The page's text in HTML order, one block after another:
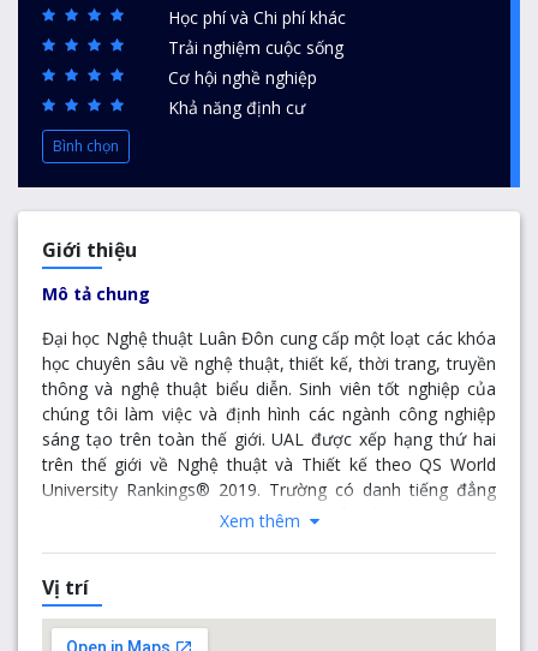
Học phí và Chi phí khác
Trải nghiệm cuộc sống
Cơ hội nghề nghiệp
Khả năng định cư
Bình chọn
Giới thiệu
Mô tả chung
Đại học Nghệ thuật Luân Đôn cung cấp một loạt các khóa
học chuyên sâu về nghệ thuật, thiết kế, thời trang, truyền
thông và nghệ thuật biểu diễn. Sinh viên tốt nghiệp của
chúng tôi làm việc và định hình các ngành công nghiệp
sáng tạo trên toàn thế giới. UAL được xếp hạng thứ hai
trên thế giới về Nghệ thuật và Thiết kế theo QS World
University Rankings® 2019. Trường có danh tiếng đẳng
cấp thế giới và bao gồm 6 trường nổi tiếng không kém:
London College of Fashion và Wimbledon College of Arts.
UAL đã được Ofsted đánh giá ‘Xuất sắc trong năm 2017
cho Cao đẳng dự bị Nghệ thuật và Thiết kế. UAL là nhà
Xem thêm
Vị trí